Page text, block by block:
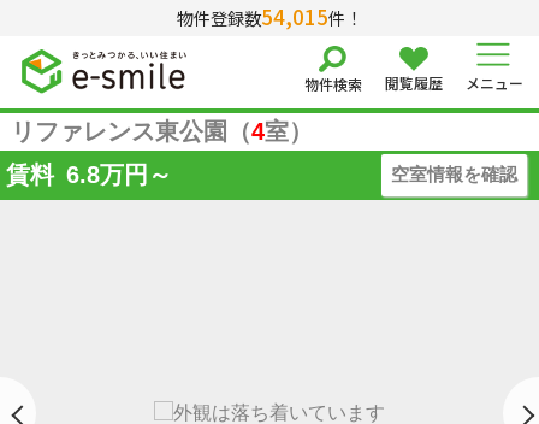
物件登録数54,015件！
物件検索 閲覧履歴 メニュー
リファレンス東公園（4室）
賃料 6.8万円～ 空室情報を確認